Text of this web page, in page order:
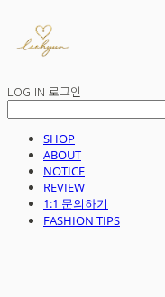
LOG IN 로그인
SHOP
ABOUT
NOTICE
REVIEW
1:1 문의하기
FASHION TIPS